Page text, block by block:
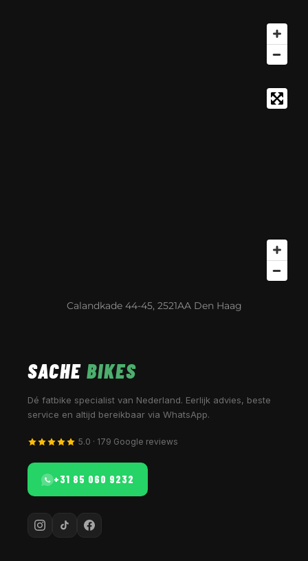
Calandkade 44-45, 2521AA Den Haag
SACHE BIKES
Dé fatbike specialist van Nederland. Eerlijk advies, beste
service en altijd bereikbaar via WhatsApp.
5.0 · 179 Google reviews
+31 85 060 9232